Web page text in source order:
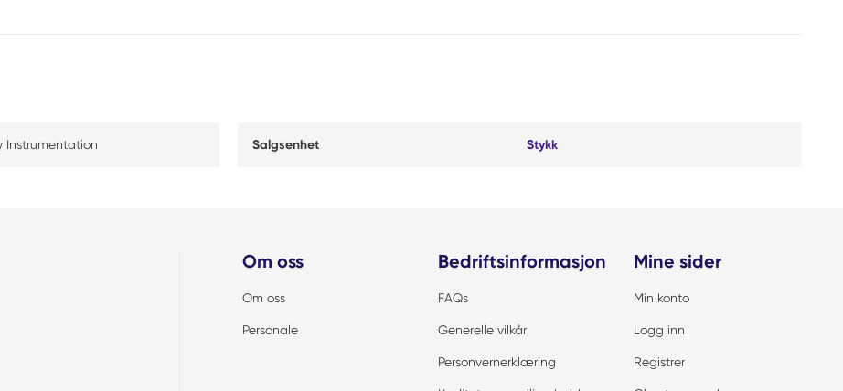
Instrumentation Salgsenhet Stykk
Om oss
Om oss
Personale
Bedriftsinformasjon
FAQs
Generelle vilkår
Personvernerklæring
Mine sider
Min konto
Logg inn
Registrer